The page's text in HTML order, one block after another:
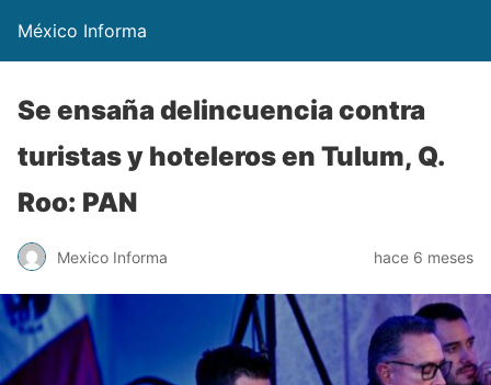
México Informa
Se ensaña delincuencia contra
turistas y hoteleros en Tulum, Q.
Roo: PAN
Mexico Informa hace 6 meses